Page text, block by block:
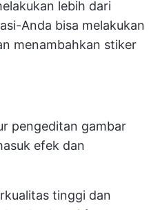
lebih dari
Anda bisa melakukan
menambahkan stiker
pengeditan gambar
efek dan
tinggi dan